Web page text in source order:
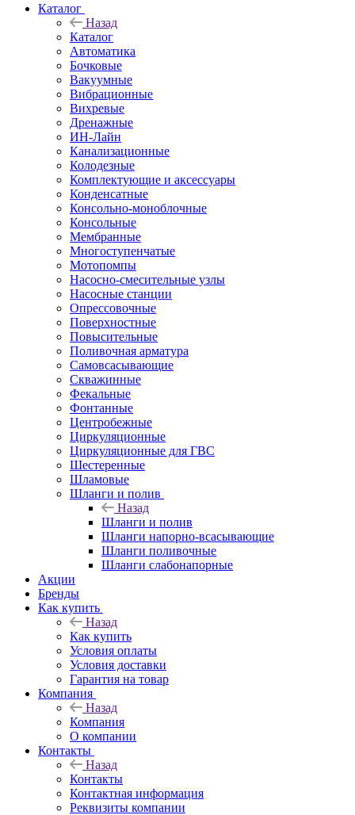
Каталог
Назад
Каталог
Автоматика
Бочковые
Вакуумные
Вибрационные
Вихревые
Дренажные
ИН-Лайн
Канализационные
Колодезные
Комплектующие и аксессуары
Конденсатные
Консольно-моноблочные
Консольные
Мембранные
Многоступенчатые
Мотопомпы
Насосно-смесительные узлы
Насосные станции
Опрессовочные
Поверхностные
Повысительные
Поливочная арматура
Самовсасывающие
Скважинные
Фекальные
Фонтанные
Центробежные
Циркуляционные
Циркуляционные для ГВС
Шестеренные
Шламовые
Шланги и полив
Назад
Шланги и полив
Шланги напорно-всасывающие
Шланги поливочные
Шланги слабонапорные
Акции
Бренды
Как купить
Назад
Как купить
Условия оплаты
Условия доставки
Гарантия на товар
Компания
Назад
Компания
О компании
Контакты
Назад
Контакты
Контактная информация
Реквизиты компании